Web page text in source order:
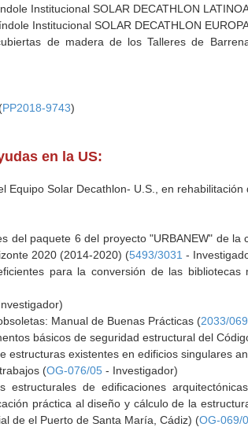
Institucional SOLAR DECATHLON
Institucional SOLAR DECATHLON
de madera de los Talleres de
PP2018-9743)
en la US:
Equipo Solar Decathlon- U.S., en
del paquete 6 del proyecto "URBANEW" de
2020 (2014-2020) (5493/3031 -
para la conversión de las
Manual de Buenas Prácticas (2033/
básicos de seguridad estructural del
estructuras existentes en edificios singulares
(OG-076/05 - Investigador)
estructurales de edificaciones
práctica al diseño y cálculo de la
de el Puerto de Santa María, Cádiz) (OG-069/